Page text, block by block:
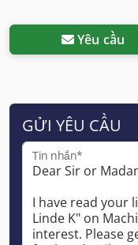
Yêu cầu
GỬI YÊU CẦU
Tin nhắn*